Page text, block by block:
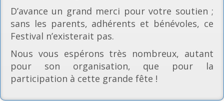
D’avance un grand merci pour votre soutien ;
sans les parents, adhérents et bénévoles, ce
Festival n’existerait pas.
Nous vous espérons très nombreux, autant
pour son organisation, que pour la
participation à cette grande fête !